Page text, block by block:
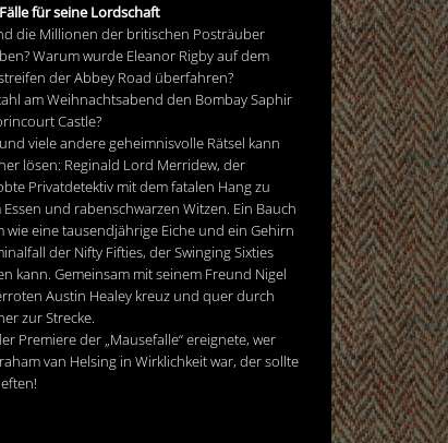
für seine Lordschaft
die Millionen der britischen Posträuber
Warum wurde Eleanor Rigby auf dem
der Abbey Road überfahren?
am Weihnachtsabend den Bombay Saphir
Castle?
viele andere geheimnisvolle Rätsel kann
lösen: Reginald Lord Merridew, der
Privatdetektiv mit dem fatalen Hang zu
und rabenschwarzen Witzen. Ein Bauch
eine tausendjährige Eiche und ein Gehirn
der Nifty Fifties, der Swinging Sixties
kann. Gemeinsam mit seinem Freund Nigel
Austin Healey kreuz und quer durch
zur Strecke.
Premiere der „Mausefalle“ ereignete, wer
van Helsing in Wirklichkeit war, der sollte